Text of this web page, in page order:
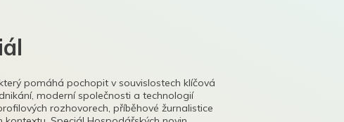
pomáhá pochopit v souvislostech klíčová
moderní společnosti a technologií
rozhovorech, příběhové žurnalistice